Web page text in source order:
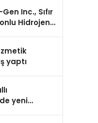
Inc., Sıfır
Hidrojen
yaptı
yeni